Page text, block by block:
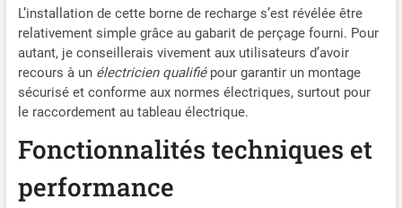
convient à la plupart des
véhicules électriques de
type 2 (BEV) et des
véhicules électriques
hybrides rechargeables
(PHEV) en Europe, par
exemple, 3008/508/308
PHEV, C5X, DS7, GLA, Q3,
X3, ID.3, ID.4, ID.5, e ID.3,
L’installation de cette borne de recharge s’est révélée être
relativement simple grâce au gabarit de perçage fourni. Pour
autant, je conseillerais vivement aux utilisateurs d’avoir
recours à un électricien qualifiépour garantir un montage
sécurisé et conforme aux normes électriques, surtout pour
le raccordement au tableau électrique.
Fonctionnalités techniques et
performance